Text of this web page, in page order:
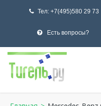
Тел: +7(495)580 29 73
Есть вопросы?